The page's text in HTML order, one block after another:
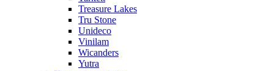
Treasure Lakes
Tru Stone
Unideco
Vinilam
Wicanders
Yutra